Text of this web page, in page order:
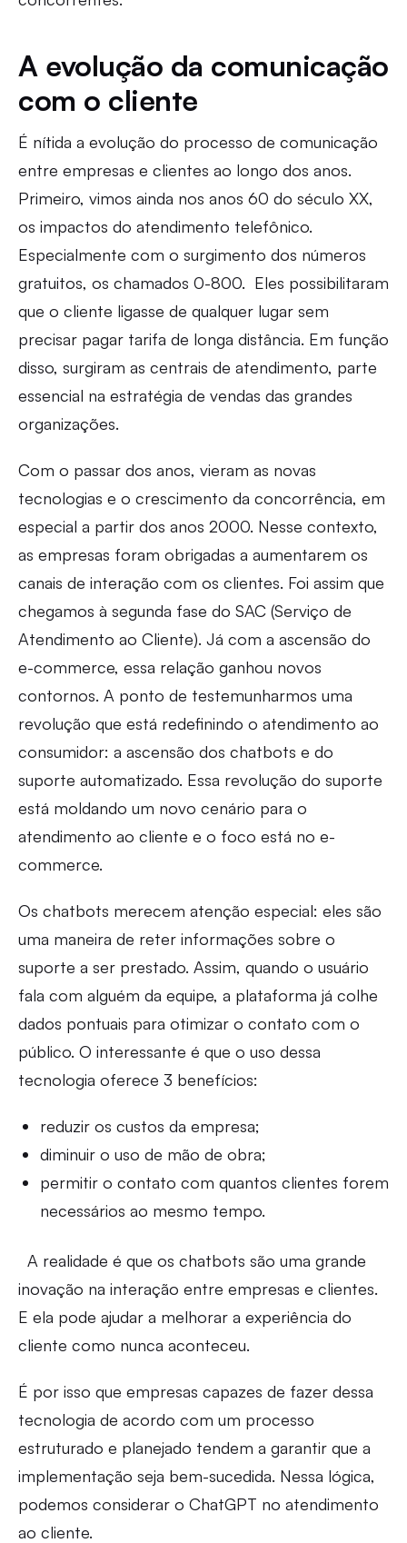
A evolução da comunicação
com o cliente
É nítida a evolução do processo de comunicação
entre empresas e clientes ao longo dos anos.
Primeiro, vimos ainda nos anos 60 do século XX,
os impactos do atendimento telefônico.
Especialmente com o surgimento dos números
gratuitos, os chamados 0-800. Eles possibilitaram
que o cliente ligasse de qualquer lugar sem
precisar pagar tarifa de longa distância. Em função
disso, surgiram as centrais de atendimento, parte
essencial na estratégia de vendas das grandes
organizações.
Com o passar dos anos, vieram as novas
tecnologias e o crescimento da concorrência, em
especial a partir dos anos 2000. Nesse contexto,
as empresas foram obrigadas a aumentarem os
canais de interação com os clientes. Foi assim que
chegamos à segunda fase do SAC (Serviço de
Atendimento ao Cliente). Já com a ascensão do
e-commerce, essa relação ganhou novos
contornos. A ponto de testemunharmos uma
revolução que está redefinindo o atendimento ao
consumidor: a ascensão dos chatbots e do
suporte automatizado. Essa revolução do suporte
está moldando um novo cenário para o
atendimento ao cliente e o foco está no e-
commerce.
Os chatbots merecem atenção especial: eles são
uma maneira de reter informações sobre o
suporte a ser prestado. Assim, quando o usuário
fala com alguém da equipe, a plataforma já colhe
dados pontuais para otimizar o contato com o
público. O interessante é que o uso dessa
tecnologia oferece 3 benefícios:
reduzir os custos da empresa;
diminuir o uso de mão de obra;
permitir o contato com quantos clientes forem
necessários ao mesmo tempo.
A realidade é que os chatbots são uma grande
inovação na interação entre empresas e clientes.
E ela pode ajudar a melhorar a experiência do
cliente como nunca aconteceu.
É por isso que empresas capazes de fazer dessa
tecnologia de acordo com um processo
estruturado e planejado tendem a garantir que a
implementação seja bem-sucedida. Nessa lógica,
podemos considerar o ChatGPT no atendimento
ao cliente.